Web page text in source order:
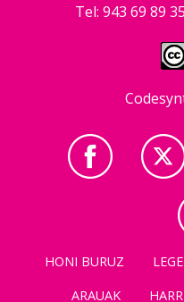
Tel: 943 69 89
HONI BURUZ
ARAUAK